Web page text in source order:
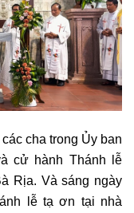
cha trong Ủy ban
cử hành Thánh lễ
Rịa. Và sáng ngày
lễ tạ ơn tại nhà